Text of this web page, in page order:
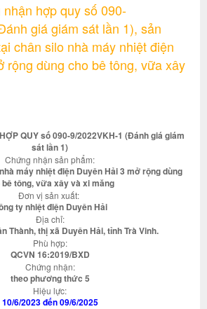
hợp quy số 090-
giá giám sát lần 1), sản
chân silo nhà máy nhiệt điện
rộng dùng cho bê tông, vữa xây
QUY số 090-9/2022VKH-1 (Đánh giá giám
sát lần 1)
Chứng nhận sản phẩm:
máy nhiệt điện Duyên Hải 3 mở rộng dùng
bê tông, vữa xây và xi măng
Đơn vị sản xuất:
ty nhiệt điện Duyên Hải
Địa chỉ:
Thành, thị xã Duyên Hải, tỉnh Trà Vinh.
Phù hợp:
QCVN 16:2019/BXD
Chứng nhận:
theo phương thức 5
Hiệu lực:
10/6/2023 đến 09/6/2025